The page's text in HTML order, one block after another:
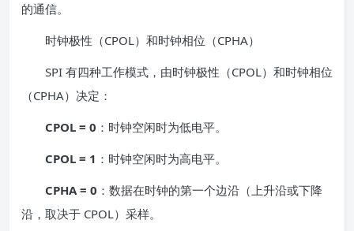
的通信。
时钟极性（CPOL）和时钟相位（CPHA）
SPI 有四种工作模式，由时钟极性（CPOL）和时钟相位
（CPHA）决定：
CPOL = 0 ：时钟空闲时为低电平。
CPOL = 1 ：时钟空闲时为高电平。
CPHA = 0 ：数据在时钟的第一个边沿（上升沿或下降
沿，取决于 CPOL）采样。